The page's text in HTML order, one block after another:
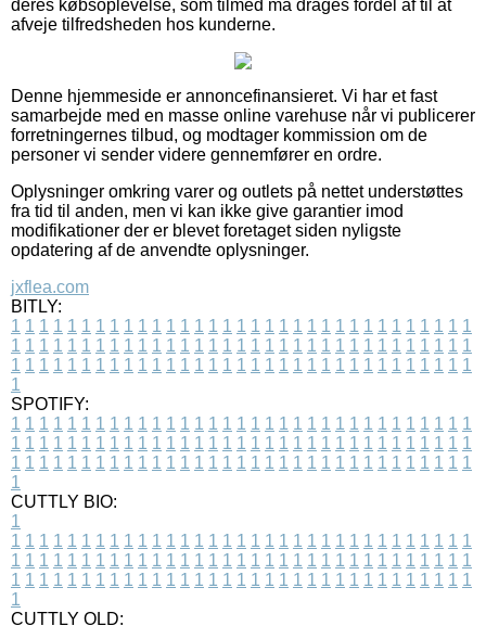
deres købsoplevelse, som tilmed må drages fordel af til at
afveje tilfredsheden hos kunderne.
Denne hjemmeside er annoncefinansieret. Vi har et fast
samarbejde med en masse online varehuse når vi publicerer
forretningernes tilbud, og modtager kommission om de
personer vi sender videre gennemfører en ordre.
Oplysninger omkring varer og outlets på nettet understøttes
fra tid til anden, men vi kan ikke give garantier imod
modifikationer der er blevet foretaget siden nyligste
opdatering af de anvendte oplysninger.
jxflea.com
BITLY:
1 1 1 1 1 1 1 1 1 1 1 1 1 1 1 1 1 1 1 1 1 1 1 1 1 1 1 1 1 1 1 1 1
1 1 1 1 1 1 1 1 1 1 1 1 1 1 1 1 1 1 1 1 1 1 1 1 1 1 1 1 1 1 1 1 1
1 1 1 1 1 1 1 1 1 1 1 1 1 1 1 1 1 1 1 1 1 1 1 1 1 1 1 1 1 1 1 1 1
1
SPOTIFY:
1 1 1 1 1 1 1 1 1 1 1 1 1 1 1 1 1 1 1 1 1 1 1 1 1 1 1 1 1 1 1 1 1
1 1 1 1 1 1 1 1 1 1 1 1 1 1 1 1 1 1 1 1 1 1 1 1 1 1 1 1 1 1 1 1 1
1 1 1 1 1 1 1 1 1 1 1 1 1 1 1 1 1 1 1 1 1 1 1 1 1 1 1 1 1 1 1 1 1
1
CUTTLY BIO:
1
1 1 1 1 1 1 1 1 1 1 1 1 1 1 1 1 1 1 1 1 1 1 1 1 1 1 1 1 1 1 1 1 1
1 1 1 1 1 1 1 1 1 1 1 1 1 1 1 1 1 1 1 1 1 1 1 1 1 1 1 1 1 1 1 1 1
1 1 1 1 1 1 1 1 1 1 1 1 1 1 1 1 1 1 1 1 1 1 1 1 1 1 1 1 1 1 1 1 1
1
CUTTLY OLD: